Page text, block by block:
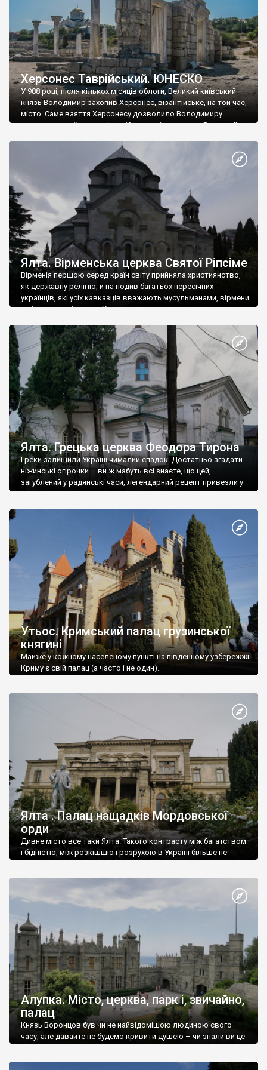
Херсонес Таврійський. ЮНЕСКО
У 988 році, після кількох місяців облоги, Великий київський
князь Володимир захопив Херсонес, візантійське, на той час,
місто. Саме взяття Херсонесу дозволило Володимиру
диктувати свої умови візантійському імператору Василю ІІ, та
Херсонесі Володимир-язичник, став Василем-християнином.
А потім було Хрещення Русі. На честь Херсонесу Таврійського
Ялта. Вірменська церква Святої Ріпсіме
Вірменія першою серед країн світу прийняла християнство,
як державну релігію, й на подив багатьох пересічних
українців, які усіх кавказців вважають мусульманами, вірмени
є відданими вірянами Христа
Ялта. Грецька церква Феодора Тирона
Греки залишили Україні чималий спадок. Достатньо згадати
ніжинські огірочки – ви ж мабуть всі знаєте, що цей,
загублений у радянські часи, легендарний рецепт привезли у
Ніжин греки?
Утьос. Кримський палац грузинської
княгині
Майже у кожному населеному пункті на південному узбережжі
Криму є свій палац (а часто і не один).
Ялта . Палац нащадків Мордовської
орди
Дивне місто все таки Ялта. Такого контрасту між багатством
і бідністю, між розкішшю і розрухою в Україні більше не
Алупка. Місто, церква, парк і, звичайно,
палац
Князь Воронцов був чи не найвідомішою людиною свого
часу, але давайте не будемо кривити душею – чи знали ви це